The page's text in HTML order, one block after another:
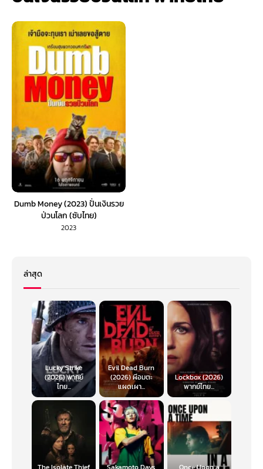
Dumb Money (2023) ปั่นเงินรวย
ป่วนโลก (ซับไทย)
2023
ล่าสุด
Lucky Strike
(2026) พากย์
ไทย...
Evil Dead Burn
(2026) ผีอมตะ
แผดเผา...
Lockbox (2026)
พากย์ไทย...